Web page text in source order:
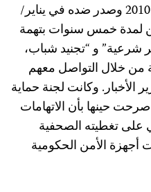
شائع في أغسطس/آب 2010 وصدر ضده في يناير/
لمدة خمس سنوات بتهمة
شرعية” و “تجنيد شباب،
من خلال التواصل معهم
الأخبار. وكانت لجنة حماية
حينها بأن الاتهامات
على تغطيته الصحفية
الأمن الحكومية